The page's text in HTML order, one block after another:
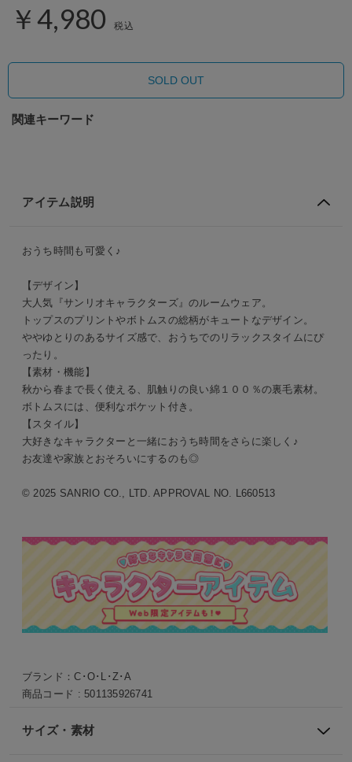
￥4,980 税込
SOLD OUT
関連キーワード
アイテム説明
おうち時間も可愛く♪
【デザイン】
大人気『サンリオキャラクターズ』のルームウェア。
トップスのプリントやボトムスの総柄がキュートなデザイン。
ゆとりのあるサイズ感で、おうちでのリラックスタイムにぴ
ったり。
【素材・機能】
秋から春まで長く使える、肌触りの良い綿１００％の裏毛素材。
ボトムスには、便利なポケット付き。
【スタイル】
大好きなキャラクターと一緒におうち時間をさらに楽しく♪
お友達や家族とおそろいにするのも◎
© 2025 SANRIO CO., LTD. APPROVAL NO. L660513
ブランド：C･O･L･Z･A
商品コード : 501135926741
サイズ・素材